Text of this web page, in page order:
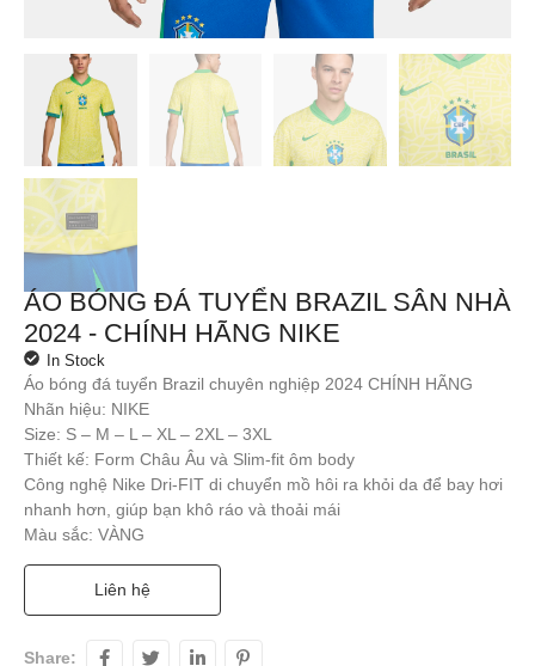
ÁO BÓNG ĐÁ TUYỂN BRAZIL SÂN NHÀ
2024 - CHÍNH HÃNG NIKE
In Stock
Áo bóng đá tuyển Brazil chuyên nghiệp 2024 CHÍNH HÃNG
Nhãn hiệu: NIKE
Size: S – M – L – XL – 2XL – 3XL
Thiết kế: Form Châu Âu và Slim-fit ôm body
Công nghệ Nike Dri-FIT di chuyển mồ hôi ra khỏi da để bay hơi
nhanh hơn, giúp bạn khô ráo và thoải mái
Màu sắc: VÀNG
Liên hệ
Share: